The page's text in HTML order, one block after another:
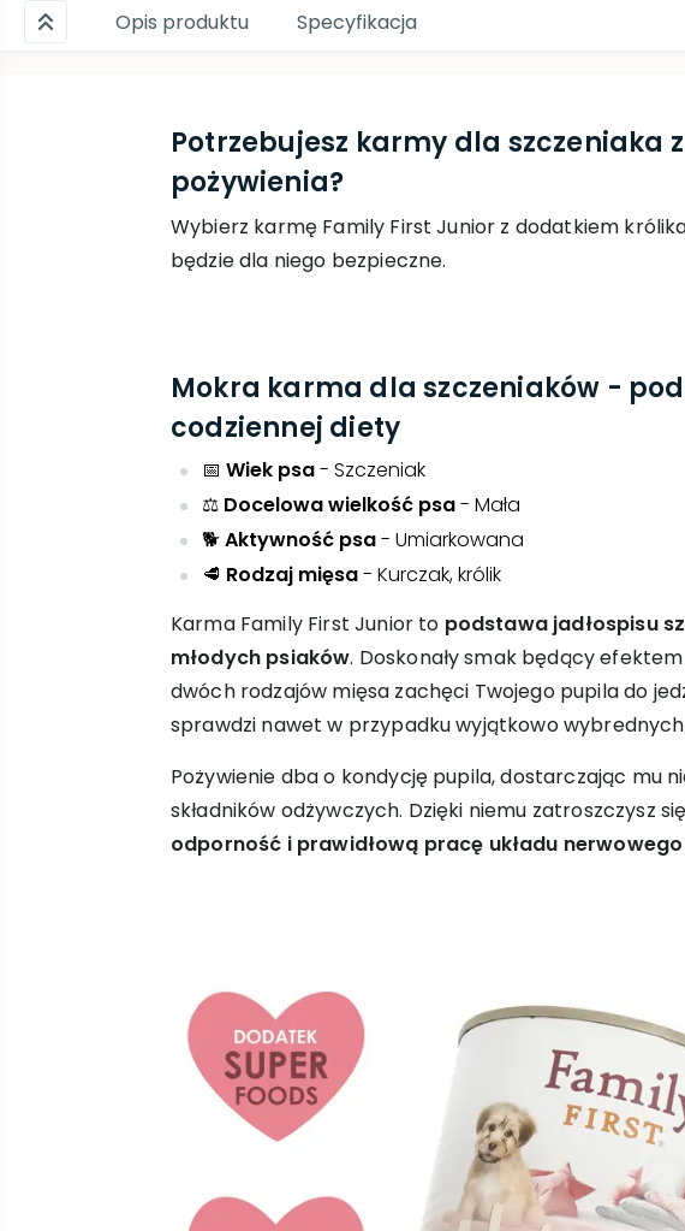
Opis produktu Specyfikacja
Potrzebujesz karmy dla szczeniaka
pożywienia?
Wybierz karmę Family First Junior z dodatkiem
będzie dla niego bezpieczne.
Mokra karma dla szczeniaków -
codziennej diety
📅 Wiek psa- Szczeniak
⚖️ Docelowa wielkość psa- Mała
🐕Aktywność psa- Umiarkowana
🥩 Rodzaj mięsa- Kurczak, królik
Karma Family First Junior to podstawa jadłospisu
młodych psiaków. Doskonały smak będący
dwóch rodzajów mięsa zachęci Twojego pupila do
sprawdzi nawet w przypadku wyjątkowo
Pożywienie dba o kondycję pupila, dostarczając mu
składników odżywczych. Dzięki niemu zatroszczysz
odporność i prawidłową pracę układu